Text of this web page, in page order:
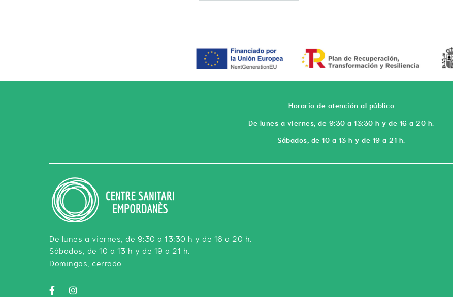
Horario de atención al público
De lunes a viernes, de 9:30 a 13:30 h y de 16 a 20 h.
Sábados, de 10 a 13 h y de 19 a 21 h.
De lunes a viernes, de 9:30 a 13:30 h y de 16 a 20 h.
Sábados, de 10 a 13 h y de 19 a 21 h.
Domingos, cerrado.